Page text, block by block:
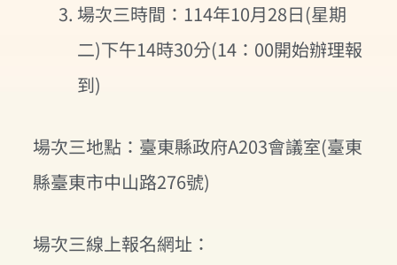
場次三時間：114年10月28日(星期
二)下午14時30分(14：00開始辦理報
到)
場次三地點：臺東縣政府A203會議室(臺東
縣臺東市中山路276號)
場次三線上報名網址：